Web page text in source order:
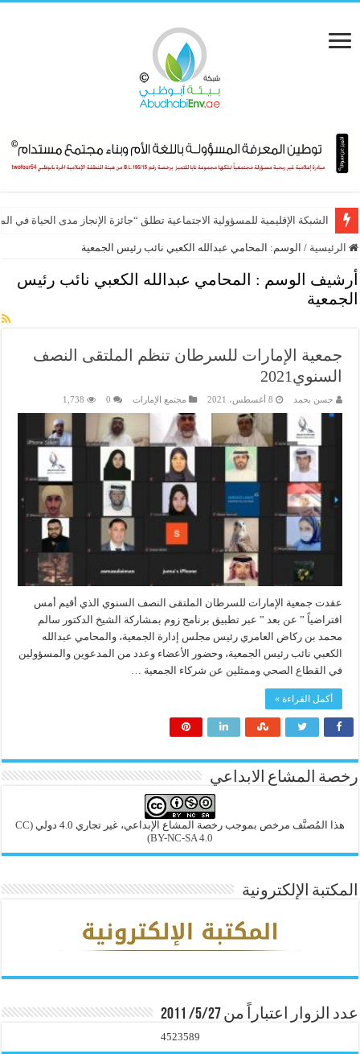
الشبكة الإقليمية للمسؤولية الاجتماعية تطلق “جائزة الإنجاز مدى الحياة في
الرئيسية / الوسم: المحامي عبدالله الكعبي نائب رئيس الجمعية
أرشيف الوسم : المحامي عبدالله الكعبي نائب رئيس
الجمعية
جمعية الإمارات للسرطان تنظم الملتقى النصف
السنوي2021
حسن بحمد 8 أغسطس، 2021 مجتمع الإمارات 0
1,738
عقدت جمعية الإمارات للسرطان الملتقى النصف السنوي الذي أقيم أمس
افتراضياً ” عن بعد ” عبر تطبيق برنامج زوم بمشاركة الشيخ الدكتور سالم
محمد بن ركاض العامري رئيس مجلس إدارة الجمعية، والمحامي عبدالله
الكعبي نائب رئيس الجمعية، وحضور الأعضاء وعدد من المدعوين والمسؤولين
في القطاع الصحي وممثلين عن شركاء الجمعية …
أكمل القراءة »
رخصة المشاع الابداعي
هذا المُصنَّف مرخص بموجب رخصة المشاع الإبداعي، غير تجاري 4.0 دولي
(CC
BY-NC-SA 4.0)
المكتبة الإلكترونية
عدد الزوار اعتباراً من 5/27/ 2011
4523589